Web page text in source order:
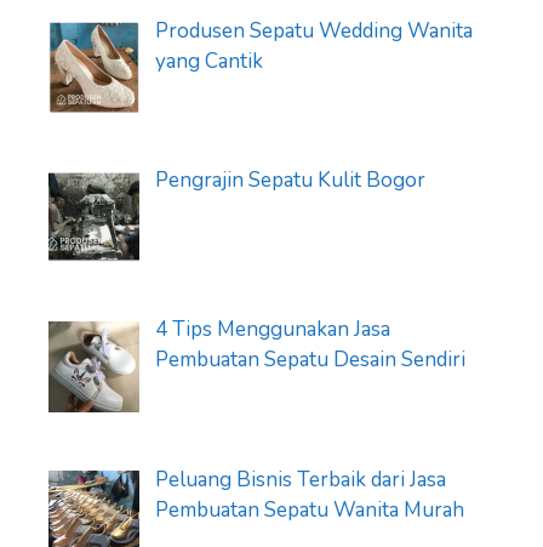
Produsen Sepatu Wedding Wanita
yang Cantik
Pengrajin Sepatu Kulit Bogor
4 Tips Menggunakan Jasa
Pembuatan Sepatu Desain Sendiri
Peluang Bisnis Terbaik dari Jasa
Pembuatan Sepatu Wanita Murah